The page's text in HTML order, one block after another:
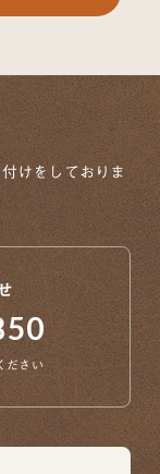
けをしておりま
ださい